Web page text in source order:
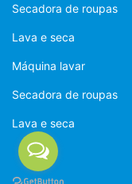
Secadora de roupas
Lava e seca
Máquina lavar
Secadora de roupas
Lava e seca